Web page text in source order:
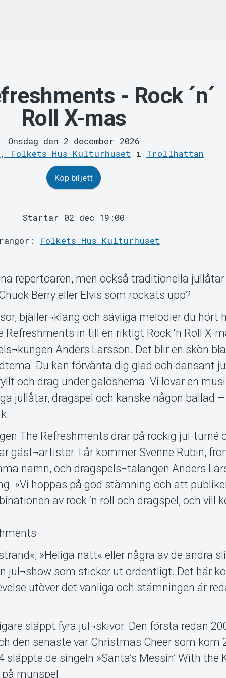
- Rock ´n´
Roll X-mas
Onsdag den 2 december 2026
Folkets Hus Kulturhuset i Trollhättan
Köp biljett
Startar 02 dec 19:00
Folkets Hus Kulturhuset
repertoaren, men också traditionella jullåtar
Berry eller Elvis som rockats upp?
bjäller¬klang och sävliga melodier du hört
Refreshments in till en riktigt Rock ‘n Roll X-
Anders Larsson. Det blir en skön
Du kan förvänta dig glad och dansant
och drag under galosherna. Vi lovar en
jullåtar, dragspel och kanske någon ballad
The Refreshments drar på rockig jul-turné
gäst¬artister. I år kommer Svenne Rubin,
namn, och dragspels¬talangen Anders
»Vi hoppas på god stämning och att
av rock ‘n roll och dragspel, och vill
»Heliga natt« eller några av de andra
jul¬show som sticker ut ordentligt. Det här
utöver det vanliga och stämningen är
släppt fyra jul¬skivor. Den första redan
den senaste var Christmas Cheer som kom
de singeln »Santa’s Messin’ With the
munspel.